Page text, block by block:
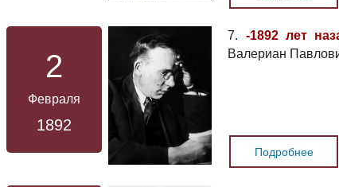
2
Февраля
1892
7. -1892 лет
Валериан
Подробнее